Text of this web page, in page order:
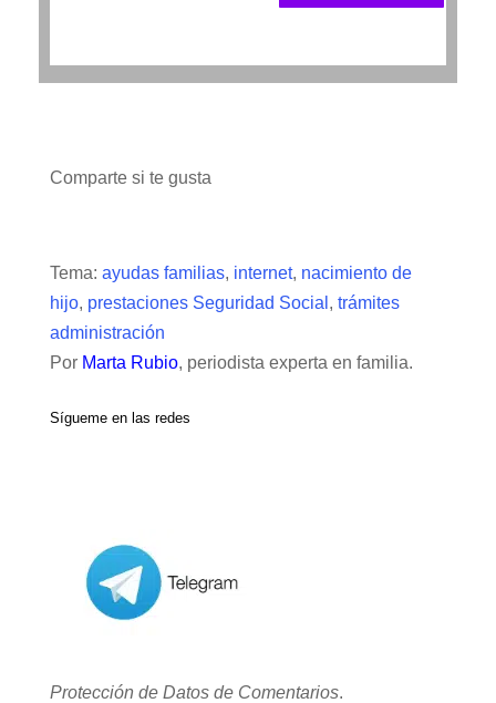
Comparte si te gusta
Tema: ayudas familias, internet, nacimiento de
hijo, prestaciones Seguridad Social , trámites
administración
Por Marta Rubio, periodista experta en familia.
Sígueme en las redes
Protección de Datos de Comentarios.